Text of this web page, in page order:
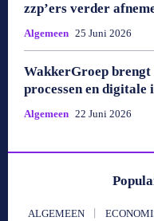
zzp’ers verder
Algemeen 25 Juni 2026
WakkerGroep
processen en digitale
Algemeen 22 Juni 2026
ALGEMEEN